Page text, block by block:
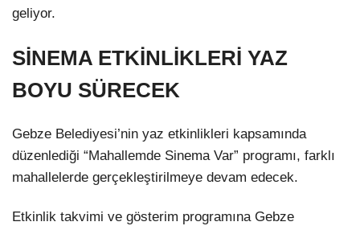
geliyor.
SİNEMA ETKİNLİKLERİ YAZ
BOYU SÜRECEK
Gebze Belediyesi’nin yaz etkinlikleri kapsamında
düzenlediği “Mahallemde Sinema Var” programı, farklı
mahallelerde gerçekleştirilmeye devam edecek.
Etkinlik takvimi ve gösterim programına Gebze